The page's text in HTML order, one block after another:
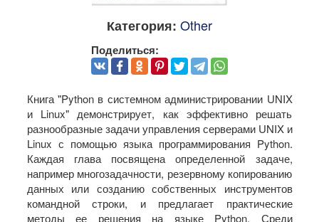
Категория: Other
Поделиться:
Книга "Python в системном администрировании UNIX
и Linux" демонстрирует, как эффективно решать
разнообразные задачи управления серверами UNIX и
Linux с помощью языка программирования Python.
Каждая глава посвящена определенной задаче,
например многозадачности, резервному копированию
данных или созданию собственных инструментов
командной строки, и предлагает практические
методы ее решения на языке Python. Среди